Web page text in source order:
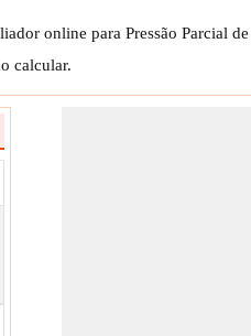
online para Pressão Parcial de
calcular.